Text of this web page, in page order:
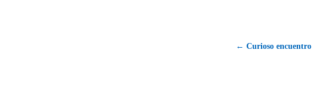
← Curioso encuentro